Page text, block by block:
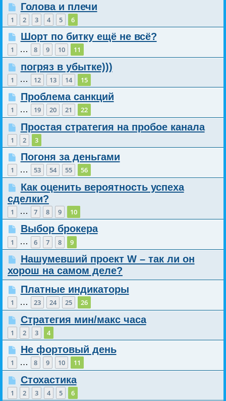
Голова и плечи
1 2 3 4 5 6
Шорт по битку ещё не всё?
1 … 8 9 10 11
погряз в убытке)))
1 … 12 13 14 15
Проблема санкций
1 … 19 20 21 22
Простая стратегия на пробое канала
1 2 3
Погоня за деньгами
1 … 53 54 55 56
Как оценить вероятность успеха
сделки?
1 … 7 8 9 10
Выбор брокера
1 … 6 7 8 9
Нашумевший проект W – так ли он
хорош на самом деле?
Платные индикаторы
1 … 23 24 25 26
Стратегия мин/макс часа
1 2 3 4
Не фортовый день
1 … 8 9 10 11
Стохастика
1 2 3 4 5 6